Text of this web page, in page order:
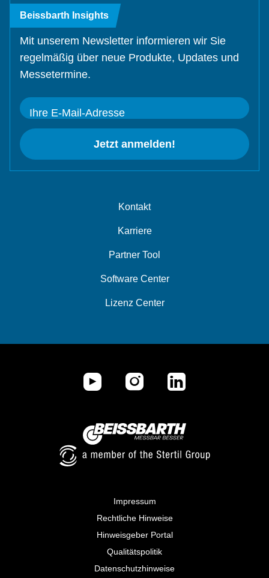
Kontakt
Karriere
Partner Tool
Software Center
Lizenz Center
Beissbarth Insights
Mit unserem Newsletter informieren wir Sie
regelmäßig über neue Produkte, Updates und
Messetermine.
Ihre E-Mail-Adresse
Jetzt anmelden!
Impressum
Rechtliche Hinweise
Hinweisgeber Portal
Qualitätspolitik
Datenschutzhinweise